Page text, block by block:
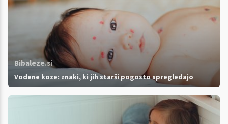
Bibaleze.si
Vodene koze: znaki, ki jih starši pogosto spregledajo